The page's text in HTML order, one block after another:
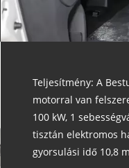
Teljesítmény: A
motorral van
100 kW, 1
tisztán elektromos
gyorsulási idő 10,8